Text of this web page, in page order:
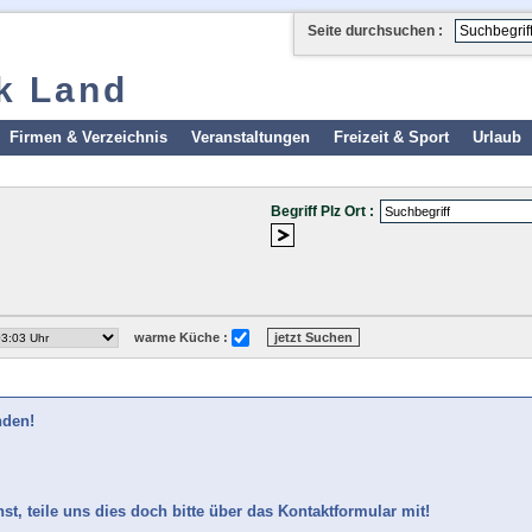
Land
Seite durchsuchen :
Firmen & Verzeichnis Veranstaltungen Freizeit & Sport Urlaub
Begriff Plz Ort :
warme Küche :
teile uns dies doch bitte über das Kontaktformular mit!